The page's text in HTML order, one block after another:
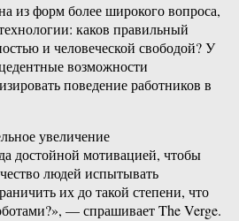
из форм более широкого вопроса,
каков правильный
и человеческой свободой? У
возможности
поведение работников в
увеличение
достойной мотивацией, чтобы
людей испытывать
их до такой степени, что
— спрашивает The Verge.